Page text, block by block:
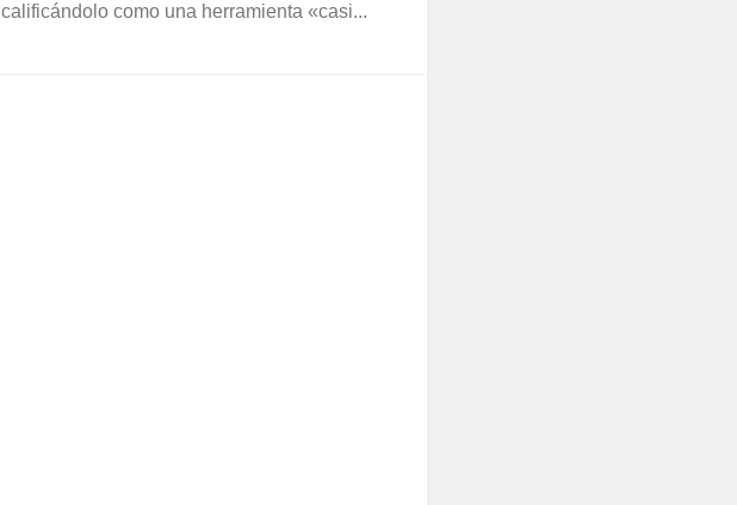
calificándolo como una herramienta «casi...